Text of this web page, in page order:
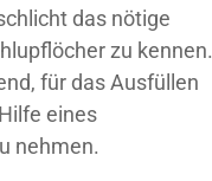
das nötige
zu kennen.
für das Ausfüllen
eines
nehmen.